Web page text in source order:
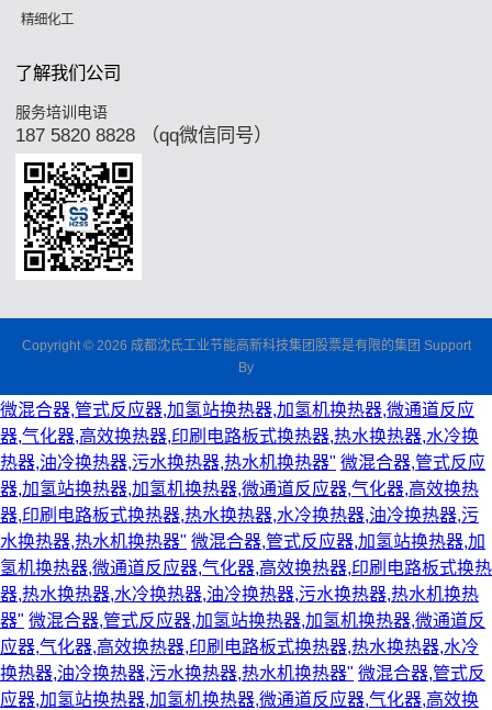
精细化工
了解我们公司
服务培训电语
187 5820 8828 （qq微信同号）
Copyright © 2026 成都沈氏工业节能高新科技集团股票是有限的集团 Support
By
微混合器,管式反应器,加氢站换热器,加氢机换热器,微通道反应
器,气化器,高效换热器,印刷电路板式换热器,热水换热器,水冷换
热器,油冷换热器,污水换热器,热水机换热器" 微混合器,管式反应
器,加氢站换热器,加氢机换热器,微通道反应器,气化器,高效换热
器,印刷电路板式换热器,热水换热器,水冷换热器,油冷换热器,污
水换热器,热水机换热器" 微混合器,管式反应器,加氢站换热器,加
氢机换热器,微通道反应器,气化器,高效换热器,印刷电路板式换热
器,热水换热器,水冷换热器,油冷换热器,污水换热器,热水机换热
器" 微混合器,管式反应器,加氢站换热器,加氢机换热器,微通道反
应器,气化器,高效换热器,印刷电路板式换热器,热水换热器,水冷
换热器,油冷换热器,污水换热器,热水机换热器" 微混合器,管式反
应器,加氢站换热器,加氢机换热器,微通道反应器,气化器,高效换